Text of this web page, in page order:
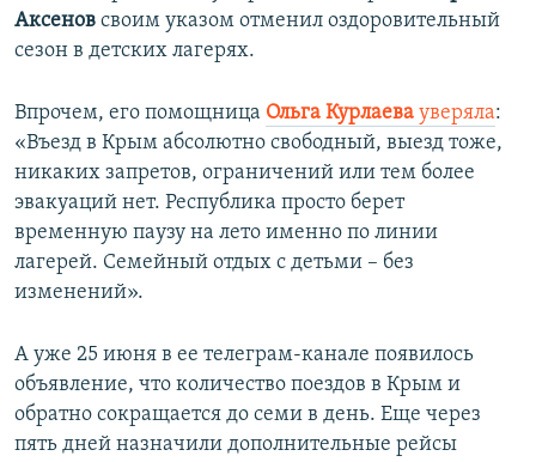
Аксенов своим указом отменил оздоровительный
сезон в детских лагерях.
Впрочем, его помощница Ольга Курлаева уверяла:
«Въезд в Крым абсолютно свободный, выезд тоже,
никаких запретов, ограничений или тем более
эвакуаций нет. Республика просто берет
временную паузу на лето именно по линии
лагерей. Семейный отдых с детьми – без
изменений».
А уже 25 июня в ее телеграм-канале появилось
объявление, что количество поездов в Крым и
обратно сокращается до семи в день. Еще через
пять дней назначили дополнительные рейсы